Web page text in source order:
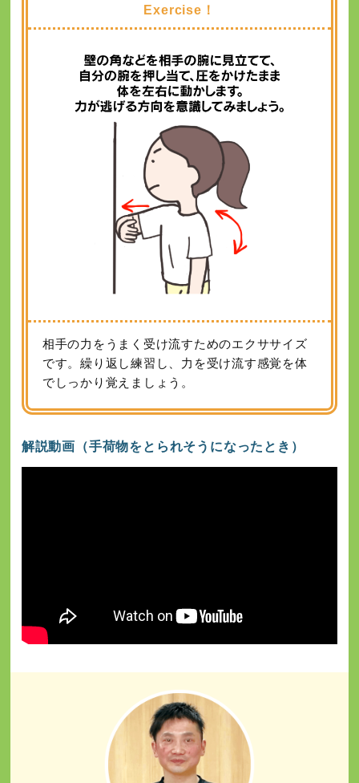
Exercise！
相手の力をうまく受け流すためのエクササイズ
です。繰り返し練習し、力を受け流す感覚を体
でしっかり覚えましょう。
解説動画（手荷物をとられそうになったとき）